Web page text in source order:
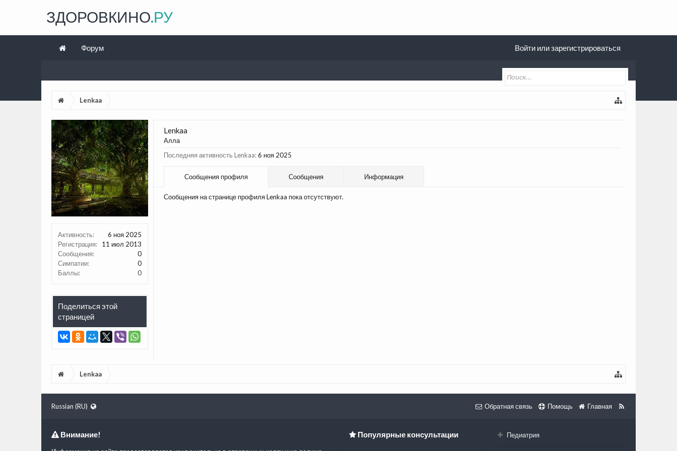
Lenkaa
Активность:
6 ноя 2025
Регистрация:
11 июл 2013
Сообщения:
0
Симпатии:
0
Баллы:
0
Поделиться этой
страницей
Lenkaa
Алла
Последняя активность Lenkaa:6 ноя 2025
Сообщения профиля Сообщения Информация
Сообщения на странице профиля Lenkaa пока отсутствуют.
Lenkaa
ЗДОРОВКИНО.РУ
Форум Войти или зарегистрироваться
Russian (RU) Обратная связь Помощь Главная
Внимание! Популярные консультации Педиатрия